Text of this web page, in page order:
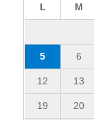
L M
5 6
12 13
19 20